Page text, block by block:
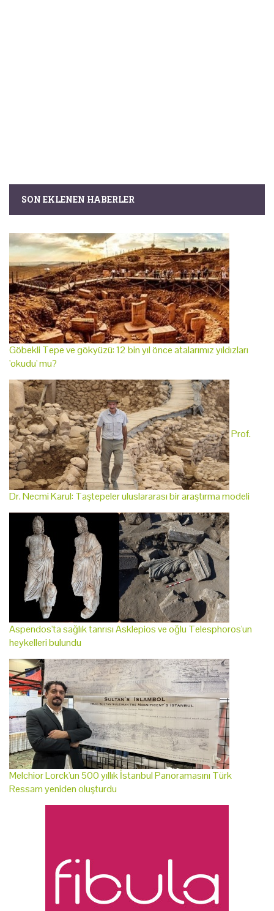
SON EKLENEN HABERLER
Göbekli Tepe ve gökyüzü: 12 bin yıl önce atalarımız yıldızları
'okudu' mu?
Prof.
Dr. Necmi Karul: Taştepeler uluslararası bir araştırma modeli
Aspendos'ta sağlık tanrısı Asklepios ve oğlu Telesphoros'un
heykelleri bulundu
Melchior Lorck'un 500 yıllık İstanbul Panoramasını Türk
Ressam yeniden oluşturdu